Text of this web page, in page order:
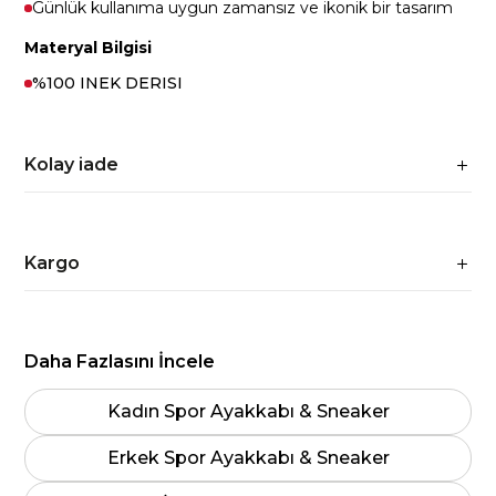
Günlük kullanıma uygun zamansız ve ikonik bir tasarım
Materyal Bilgisi
%100 INEK DERISI
Kolay iade
Kargo
Daha Fazlasını İncele
Kadın Spor Ayakkabı & Sneaker
Erkek Spor Ayakkabı & Sneaker